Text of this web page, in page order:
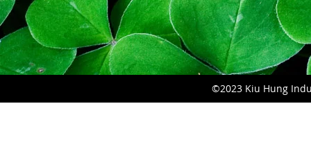
©2023 Kiu Hung